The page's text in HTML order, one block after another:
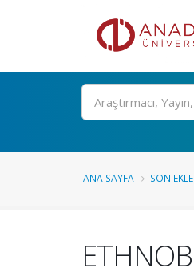
Ara
ANA SAYFA SON